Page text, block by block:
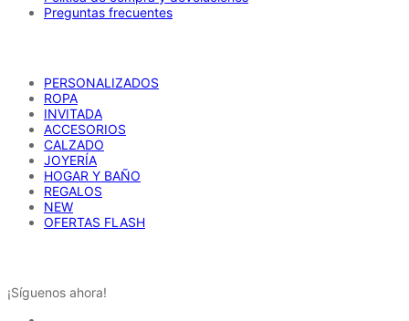
Preguntas frecuentes
PERSONALIZADOS
ROPA
INVITADA
ACCESORIOS
CALZADO
JOYERÍA
HOGAR Y BAÑO
REGALOS
NEW
OFERTAS FLASH
¡Síguenos ahora!